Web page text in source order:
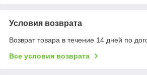
Условия возврата
Возврат товара в течение 14 дней по
Все условия возврата